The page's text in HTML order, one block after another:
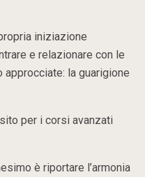
iniziazione
e relazionare con le
la guarigione
per i corsi avanzati
è riportare l’armonia